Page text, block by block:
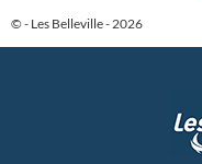
© - Les Belleville - 2026